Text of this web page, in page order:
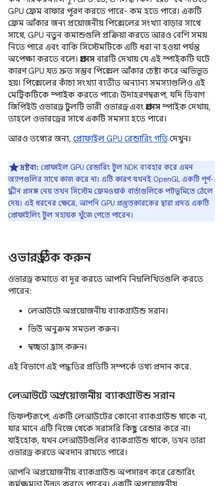
GPU ফ্রেম বাফার পূরণ করতে পারে- কম হতে পারে। একটি
ফ্রেম আঁকার জন্য প্রয়োজনীয় পিক্সেলের সংখ্যা বাড়ার সাথে
সাথে, GPU নতুন কমান্ডগুলি প্রক্রিয়া করতে আরও বেশি সময়
নিতে পারে এবং বাকি সিস্টেমটিকে এটি ধরা না হওয়া পর্যন্ত
অপেক্ষা করতে বলে। প্রসেস বারটি দেখায় যে এই স্পাইকটি ঘটে
কারণ GPU যত দ্রুত সম্ভব পিক্সেল আঁকার চেষ্টা করে অভিভূত
হয়। পিক্সেলের কাঁচা সংখ্যা ব্যতীত অন্যান্য সমস্যাগুলিও এই
মেট্রিকটিকে স্পাইক করতে পারে৷ উদাহরণস্বরূপ, যদি ডিবাগ
জিপিইউ ওভারড্র টুলটি ভারী ওভারড্র এবং প্রসেসস্পাইক দেখায়,
তাহলে ওভারড্রের সাথে একটি সমস্যা হতে পারে।
আরও তথ্যের জন্য, প্রোফাইল GPU রেন্ডারিং গতি দেখুন।
দ্রষ্টব্য: প্রোফাইল GPU রেন্ডারিং টুল NDK ব্যবহার করে এমন
অ্যাপগুলির সাথে কাজ করে না। এটি কারণ যখনই OpenGL একটি পূর্ণ-
স্ক্রীন প্রসঙ্গ নেয় তখন সিস্টেম ফ্রেমওয়ার্ক বার্তাগুলিকে পটভূমিতে ঠেলে
দেয়। এই ধরনের ক্ষেত্রে, আপনি GPU প্রস্তুতকারকের দ্বারা প্রদত্ত একটি
প্রোফাইলিং টুল সহায়ক খুঁজে পেতে পারেন।
ওভারড্র ঠিক করুন
ওভারড্র কমাতে বা দূর করতে আপনি নিম্নলিখিতগুলি করতে
পারেন:
লেআউটে অপ্রয়োজনীয় ব্যাকগ্রাউন্ড সরান।
ভিউ অনুক্রম সমতল করুন।
স্বচ্ছতা হ্রাস করুন।
এই বিভাগে এই পদ্ধতির প্রতিটি সম্পর্কে তথ্য প্রদান করে.
লেআউটে অপ্রয়োজনীয় ব্যাকগ্রাউন্ড সরান
ডিফল্টরূপে, একটি লেআউটের কোনো ব্যাকগ্রাউন্ড থাকে না,
যার মানে এটি নিজে থেকে সরাসরি কিছু রেন্ডার করে না।
যাইহোক, যখন লেআউটগুলির ব্যাকগ্রাউন্ড থাকে, তখন তারা
ওভারড্র করতে অবদান রাখতে পারে।
আপনি অপ্রয়োজনীয় ব্যাকগ্রাউন্ড অপসারণ করে রেন্ডারিং